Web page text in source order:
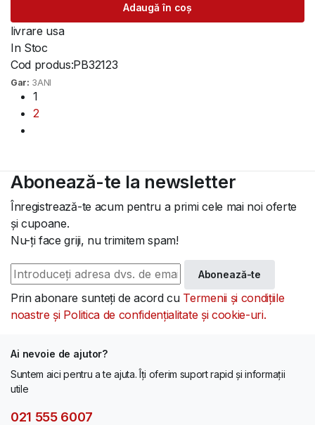
fost:
998 lei.
669 lei.
Adaugă în coș
livrare usa
In Stoc
Cod produs:PB32123
Gar: 3ANI
1
2
Abonează-te la newsletter
Înregistrează-te acum pentru a primi cele mai noi oferte
și cupoane.
Nu-ți face griji, nu trimitem spam!
Abonează-te
Prin abonare sunteți de acord cu Termenii și condițiile
noastre și Politica de confidențialitate și cookie-uri.
Ai nevoie de ajutor?
Suntem aici pentru a te ajuta. Îți oferim suport rapid și informații
utile
021 555 6007